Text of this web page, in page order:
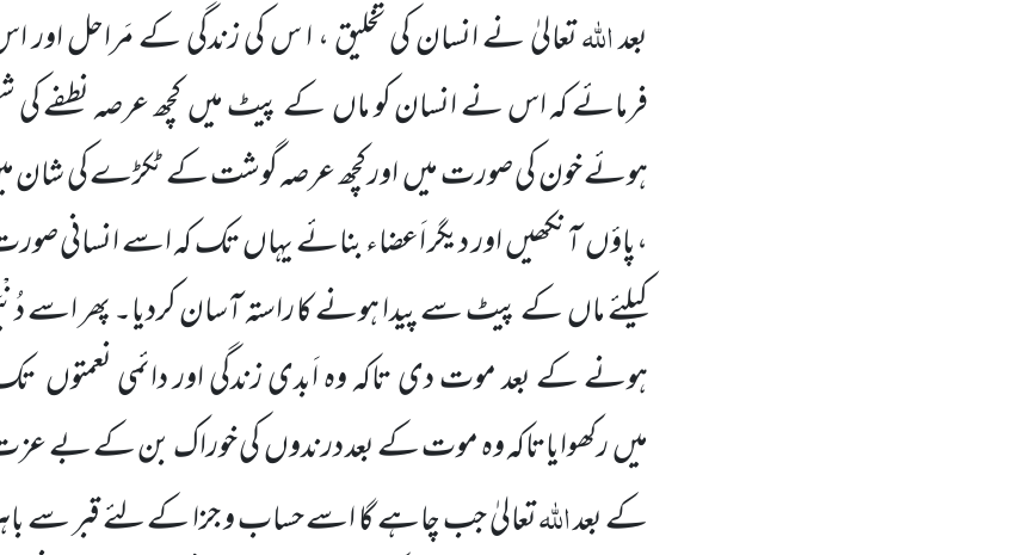
بعداللّٰہتعالیٰ نے انسان کی تخلیق ، ا س کی زندگی کے مَراحل اور
فرمائے کہ اس نے انسان کو ماںکے پیٹ میںکچھ عرصہ نطفے
ہوئے خون کی صورت میںاور کچھ عرصہ گوشت کے ٹکڑے کی شان
،پاؤںآنکھیںاور دیگر اَعضاء بنائے یہاںتک کہ اسے انسانی صورت
کیلئے ماںکے پیٹ سے پیدا ہونے کا راستہ آسان کردیا۔ پھر اسے
ہونے کے بعد موت دی تاکہ وہ اَبدی زندگی اور دائمی نعمتوں
میںرکھوایاتاکہ وہ موت کے بعد درندوںکی خوراک بن کے بے
کے بعداللّٰہتعالیٰ جب چاہے گا اسے حساب و جزا کے لئے قبر سے